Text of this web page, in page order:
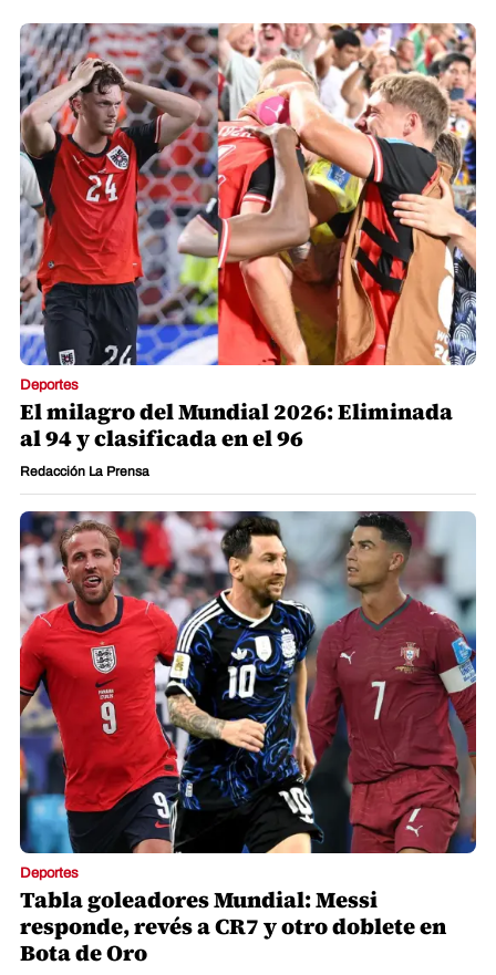
Deportes
El milagro del Mundial 2026: Eliminada
al 94 y clasificada en el 96
Redacción La Prensa
Deportes
Tabla goleadores Mundial: Messi
responde, revés a CR7 y otro doblete en
Bota de Oro